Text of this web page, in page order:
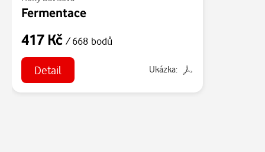
Fermentace
417 Kč / 668 bodů
Detail Ukázka: